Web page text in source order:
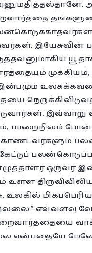
இயேசுவின்
பலன்
ஒருவர்
உலகில்
இல்லை.”
என்பதையே